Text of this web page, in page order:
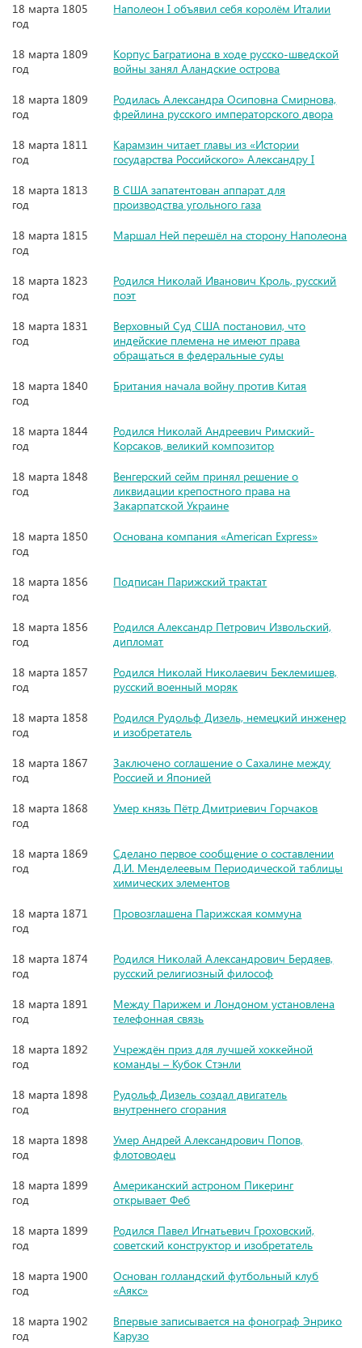
18 марта 1805
год
Наполеон I объявил себя королём Италии
18 марта 1809
год
Корпус Багратиона в ходе русско-шведской
войны занял Аландские острова
18 марта 1809
год
Родилась Александра Осиповна Смирнова,
фрейлина русского императорского двора
18 марта 1811
год
Карамзин читает главы из «Истории
государства Российского» Александру I
18 марта 1813
год
В США запатентован аппарат для
производства угольного газа
18 марта 1815
год
Маршал Ней перешёл на сторону Наполеона
18 марта 1823
год
Родился Николай Иванович Кроль, русский
поэт
18 марта 1831
год
Верховный Суд США постановил, что
индейские племена не имеют права
обращаться в федеральные суды
18 марта 1840
год
Британия начала войну против Китая
18 марта 1844
год
Родился Николай Андреевич Римский-
Корсаков, великий композитор
18 марта 1848
год
Венгерский сейм принял решение о
ликвидации крепостного права на
Закарпатской Украине
18 марта 1850
год
Основана компания «American Express»
18 марта 1856
год
Подписан Парижский трактат
18 марта 1856
год
Родился Александр Петрович Извольский,
дипломат
18 марта 1857
год
Родился Николай Николаевич Беклемишев,
русский военный моряк
18 марта 1858
год
Родился Рудольф Дизель, немецкий инженер
и изобретатель
18 марта 1867
год
Заключено соглашение о Сахалине между
Россией и Японией
18 марта 1868
год
Умер князь Пётр Дмитриевич Горчаков
18 марта 1869
год
Сделано первое сообщение о составлении
Д.И. Менделеевым Периодической таблицы
химических элементов
18 марта 1871
год
Провозглашена Парижская коммуна
18 марта 1874
год
Родился Николай Александрович Бердяев,
русский религиозный философ
18 марта 1891
год
Между Парижем и Лондоном установлена
телефонная связь
18 марта 1892
год
Учреждён приз для лучшей хоккейной
команды – Кубок Стэнли
18 марта 1898
год
Рудольф Дизель создал двигатель
внутреннего сгорания
18 марта 1898
год
Умер Андрей Александрович Попов,
флотоводец
18 марта 1899
год
Американский астроном Пикеринг
открывает Феб
18 марта 1899
год
Родился Павел Игнатьевич Гроховский,
советский конструктор и изобретатель
18 марта 1900
год
Основан голландский футбольный клуб
«Аякс»
18 марта 1902
год
Впервые записывается на фонограф Энрико
Карузо